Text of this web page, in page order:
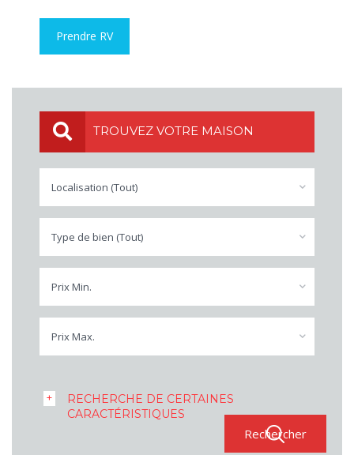
Prendre RV
TROUVEZ VOTRE MAISON
Localisation (Tout)
Type de bien (Tout)
Prix Min.
Prix Max.
RECHERCHE DE CERTAINES
CARACTÉRISTIQUES